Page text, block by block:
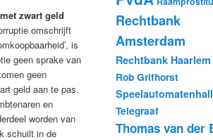
zwart geld
omschrijft
is
geen sprake van
geen
geld aan te pas.
en
worden van
schuilt in de
Rechtbank
Amsterdam
Rechtbank Haarlem
Rob Grifhorst
Telegraaf
Thomas van der